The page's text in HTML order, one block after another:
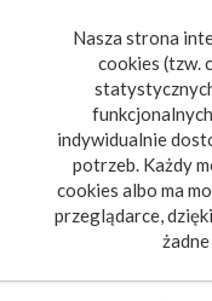
Nasza strona
cookies (tzw.
indywidualnie
potrzeb. Każdy
cookies albo ma
przeglądarce,